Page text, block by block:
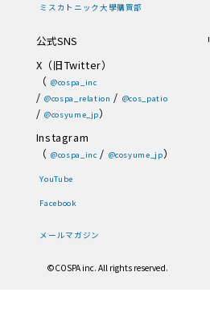
ミスカトニック大學購買部
公式SNS
X（旧Twitter）
（ @cospa_inc
/ @cospa_relation / @cos_patio
/ @cosyume_jp）
Instagram
（ @cospa_inc / @cosyume_jp）
YouTube
Facebook
メールマガジン
©COSPA inc. All rights reserved.